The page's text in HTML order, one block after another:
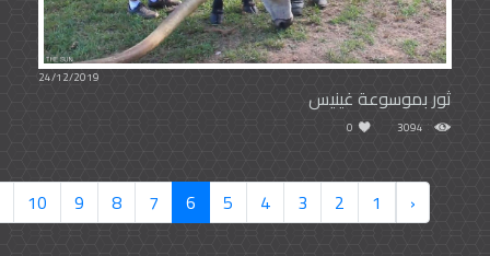
24/12/2019
ثور بموسوعة غينيس
3094
0
‹
1
2
3
4
5
6
7
8
9
10